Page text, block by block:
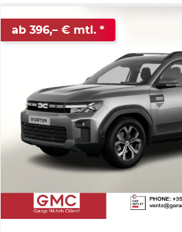
ab 396,– € mtl.